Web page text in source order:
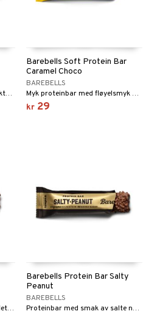
Myk proteinbar med den perfekte smakskombinasjonen av salte peanøtter og søt karamell.
Barebells Soft Protein Bar
Caramel Choco
BAREBELLS
Myk proteinbar med fløyelsmyk melkesjokolade og myk karamell-fudge.
kr 29
Proteinbar med melkesjokoladetrekk og smak av cookies & cream.
Barebells Protein Bar Salty
Peanut
BAREBELLS
Proteinbar med smak av salte nøtter og trekk av melkesjokolade.